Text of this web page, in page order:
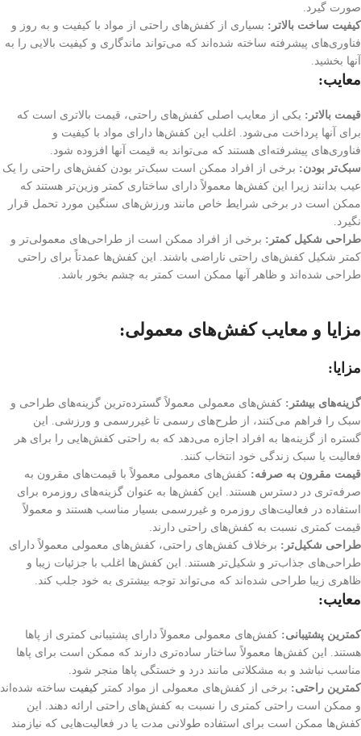
صورت گیرد.
کیفیت ساخت بالاتر: بسیاری از کفش‌های راحتی از مواد با کیفیت و به روز و
فناوری‌های پیشرفته ساخته شده‌اند که می‌تواند ماندگاری و کیفیت بالایی را به
آنها بخشید.
معایب:
قیمت بالاتر: یکی از معایب اصلی کفش‌های راحتی، قیمت بالاتری است که
برای آنها پرداخت می‌شود. اغلب این کفش‌ها دارای مواد با کیفیت و
فناوری‌های پیشرفته‌ای هستند که می‌تواند به قیمت آنها افزوده شود.
سبک‌تر بودن: برخی از افراد ممکن است سبک‌تر بودن کفش‌های راحتی را یک
عیب بدانند زیرا این کفش‌ها معمولاً دارای ساختاری کمتر وزین‌تر هستند که
ممکن است در برخی شرایط خاص مانند ورزش‌های سنگین مورد تحمل قرار
نگیرد.
طراحی شکیل کمتر: برخی از افراد ممکن است از طراحی‌های معمولی‌تر و
کمتر شکیل کفش‌های راحتی ناراضی باشند. این کفش‌ها عمدتاً برای راحتی
طراحی شده‌اند و ظاهر آنها ممکن است کمتر به چشم بخور باشد.
مزایا و معایب کفش‌های معمولی:
مزایا:
گزینه‌های بیشتر: کفش‌های معمولی معمولاً گسترده‌ترین گزینه‌های طراحی و
سبک را فراهم می‌کنند، از طرح‌های رسمی تا غیررسمی و ورزشی. این
گستره از گزینه‌ها به افراد اجازه می‌دهد که به راحتی کفش‌هایی را برای هر
فعالیت یا سبک زندگی خود انتخاب کنند.
قیمت مقرون به صرفه: کفش‌های معمولی معمولاً با قیمت‌های مقرون به
صرفه‌تری در دسترس هستند. این کفش‌ها به عنوان گزینه‌های روزمره برای
استفاده در فعالیت‌های روزمره و غیررسمی بسیار مناسب هستند و معمولاً
قیمت کمتری نسبت به کفش‌های راحتی دارند.
طراحی شکیل‌تر: برخلاف کفش‌های راحتی، کفش‌های معمولی معمولاً دارای
طراحی‌های جذاب‌تر و شکیل‌تر هستند. این کفش‌ها اغلب با جزئیات زیبا و
ظاهری زیبا طراحی شده‌اند که می‌تواند توجه بیشتری به خود جلب کند.
معایب:
کمترین پشتیبانی: کفش‌های معمولی معمولاً دارای پشتیبانی کمتری از پاها
هستند. این کفش‌ها معمولاً ساختار ساده‌تری دارند که ممکن است برای پاها
مناسب نباشد و به مشکلاتی مانند درد و خستگی پاها منجر شود.
کمترین راحتی: برخی از کفش‌های معمولی از مواد کمتر کیفیت ساخته شده‌اند
و ممکن است راحتی کمتری را نسبت به کفش‌های راحتی ارائه دهند. این
کفش‌ها ممکن است برای استفاده طولانی مدت یا در فعالیت‌هایی که نیازمند